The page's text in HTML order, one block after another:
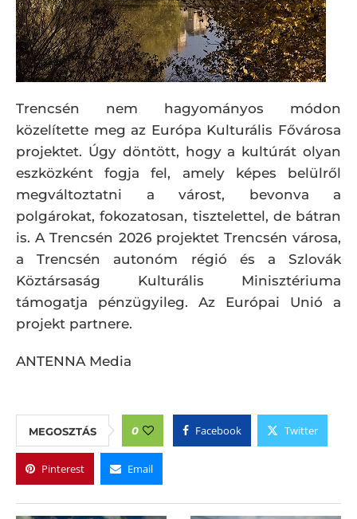
Trencsén nem hagyományos módon
közelítette meg az Európa Kulturális Fővárosa
projektet. Úgy döntött, hogy a kultúrát olyan
eszközként fogja fel, amely képes belülről
megváltoztatni a várost, bevonva a
polgárokat, fokozatosan, tisztelettel, de bátran
is. A Trencsén 2026 projektet Trencsén városa,
a Trencsén autonóm régió és a Szlovák
Köztársaság Kulturális Minisztériuma
támogatja pénzügyileg. Az Európai Unió a
projekt partnere.
ANTENNA Media
MEGOSZTÁS 0 Facebook Twitter
Pinterest Email